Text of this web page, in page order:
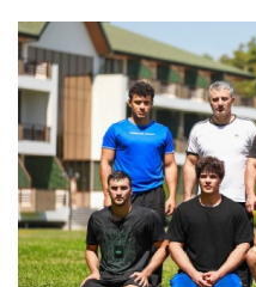
Hadisə
Olimpiada
Layihə
Formula 1